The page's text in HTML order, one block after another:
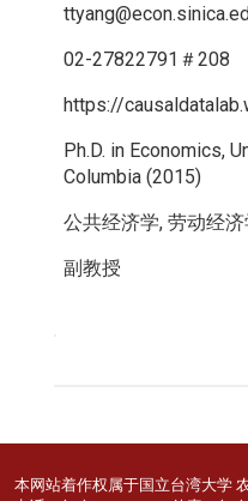
02-27822791＃208
https://
Ph.D. in Economics,
Columbia (2015)
公共经济学, 劳动经
副教授
本网站着作权属于国立台湾大学